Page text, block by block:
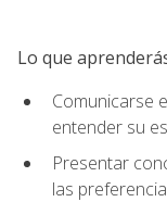
Lo que
Comunicarse
entender su
Presentar
las